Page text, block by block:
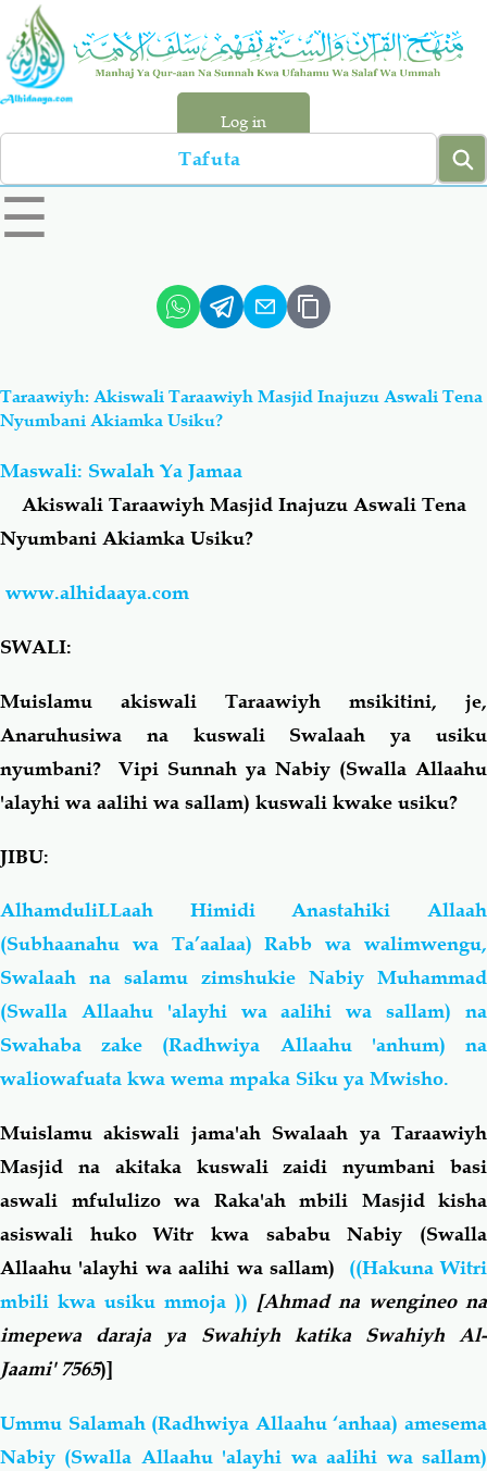
Skip
main
content
Log in
Search
left
sidebar
☰
Hadiyth
Aqiydah Manhaj
Shirki & Kufru
Salaf Wa Ummah
Fiqh-Ibaadah
Akhlaaq-Aadaab Raqaaiq
Familia-Jamii Maswali-Majibu
Chemsha Bongo
Mapishi
Taraawiyh: Akiswali Taraawiyh Masjid Inajuzu Aswali Tena
Nyumbani Akiamka Usiku?
Maswali: Swalah Ya Jamaa
Akiswali Taraawiyh Masjid Inajuzu Aswali Tena
Nyumbani Akiamka Usiku?
www.alhidaaya.com
SWALI:
Muislamu akiswali Taraawiyh msikitini, je,
Anaruhusiwa na kuswali Swalaah ya usiku
nyumbani? Vipi Sunnah ya Nabiy (Swalla Allaahu
'alayhi wa aalihi wa sallam) kuswali kwake usiku?
JIBU:
AlhamduliLLaah Himidi Anastahiki Allaah
(Subhaanahu wa Ta’aalaa) Rabb wa walimwengu,
Swalaah na salamu zimshukie Nabiy Muhammad
(Swalla Allaahu 'alayhi wa aalihi wa sallam) na
Swahaba zake (Radhwiya Allaahu 'anhum) na
waliowafuata kwa wema mpaka Siku ya Mwisho.
Muislamu akiswali jama'ah Swalaah ya Taraawiyh
Masjid na akitaka kuswali zaidi nyumbani basi
aswali mfululizo wa Raka'ah mbili Masjid kisha
asiswali huko Witr kwa sababu Nabiy (Swalla
Allaahu 'alayhi wa aalihi wa sallam) ((Hakuna Witri
mbili kwa usiku mmoja )) [Ahmad na wengineo na
imepewa daraja ya Swahiyh katika Swahiyh Al-
Jaami' 7565)]
Ummu Salamah (Radhwiya Allaahu ‘anhaa) amesema
Nabiy (Swalla Allaahu 'alayhi wa aalihi wa sallam)